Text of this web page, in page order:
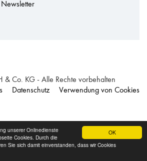
OK
unserer Onlinedienste
Cookies. Durch die
Sie sich damit einverstanden, dass wir Cookies
& Co. KG - Alle Rechte vorbehalten
Datenschutz Verwendung von Cookies